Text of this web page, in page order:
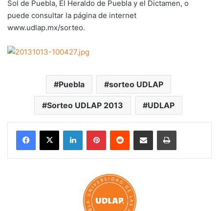
Sol de Puebla, El Heraldo de Puebla y el Dictamen, o
puede consultar la página de internet
www.udlap.mx/sorteo.
Puebla sorteo UDLAP
Sorteo UDLAP 2013 UDLAP
LinkedInPinterestReddit Share via Email Print